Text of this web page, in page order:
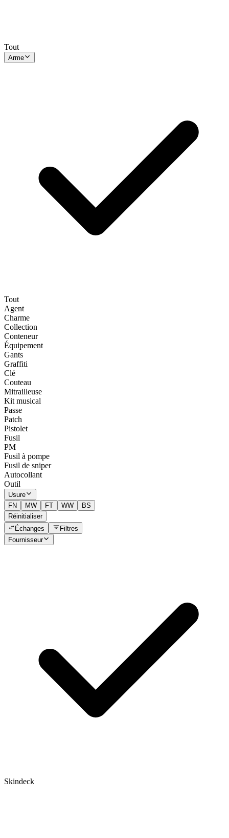
Tout
Arme
Tout
Agent
Charme
Collection
Conteneur
Équipement
Gants
Graffiti
Clé
Couteau
Mitrailleuse
Kit musical
Passe
Patch
Pistolet
Fusil
PM
Fusil à pompe
Fusil de sniper
Autocollant
Outil
Usure
FN
MW FT WW
BS
Réinitialiser
Échanges
Filtres
Fournisseur
Skindeck